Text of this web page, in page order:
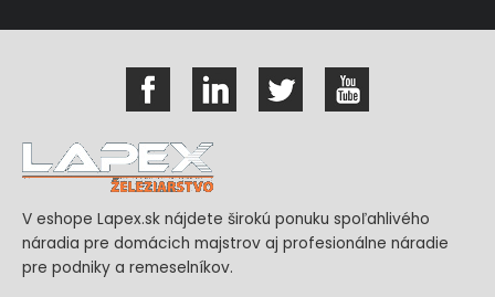
V eshope Lapex.sk nájdete širokú ponuku spoľahlivého
náradia pre domácich majstrov aj profesionálne náradie
pre podniky a remeselníkov.